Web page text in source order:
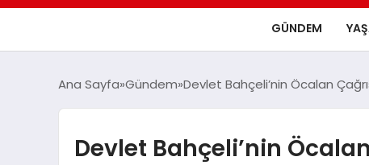
GÜNDEM
Ana Sayfa Gündem Devlet Bahçeli’nin Öcalan
Devlet Bahçeli’nin